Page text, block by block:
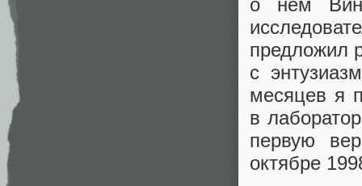
предложил
с
месяцев я
в
первую
октябре